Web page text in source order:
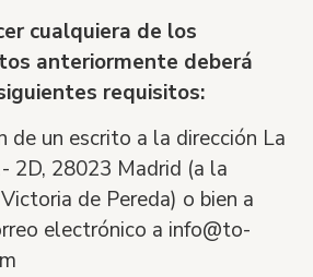
cualquiera de los
anteriormente deberá
requisitos:
de un escrito a la dirección La
2D, 28023 Madrid (a la
Victoria de Pereda) o bien a
electrónico a info@to-